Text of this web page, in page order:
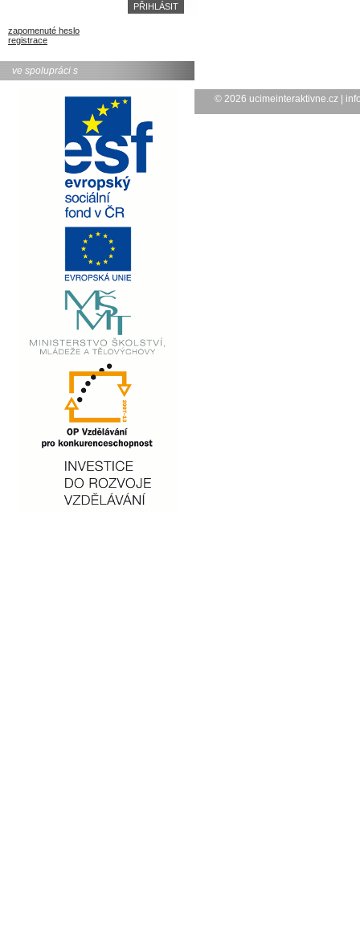
zapomenuté heslo
registrace
ve spolupráci s
© 2026 ucimeinteraktivne.cz